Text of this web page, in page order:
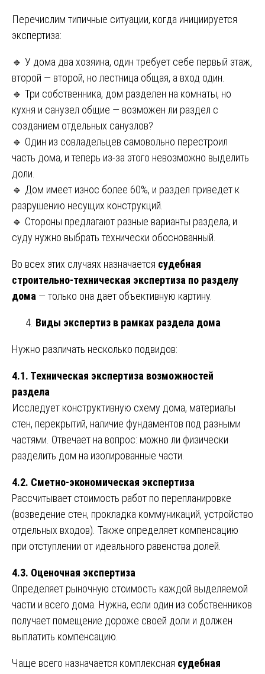
Перечислим типичные ситуации, когда инициируется
экспертиза:
🔹 У дома два хозяина, один требует себе первый этаж,
второй — второй, но лестница общая, а вход один.
🔹 Три собственника, дом разделен на комнаты, но
кухня и санузел общие — возможен ли раздел с
созданием отдельных санузлов?
🔹 Один из совладельцев самовольно перестроил
часть дома, и теперь из-за этого невозможно выделить
доли.
🔹 Дом имеет износ более 60%, и раздел приведет к
разрушению несущих конструкций.
🔹 Стороны предлагают разные варианты раздела, и
суду нужно выбрать технически обоснованный.
Во всех этих случаях назначается судебная
строительно-техническая экспертиза по разделу
дома — только она дает объективную картину.
Виды экспертиз в рамках раздела дома
Нужно различать несколько подвидов:
4.1. Техническая экспертиза возможностей
раздела
Исследует конструктивную схему дома, материалы
стен, перекрытий, наличие фундаментов под разными
частями. Отвечает на вопрос: можно ли физически
разделить дом на изолированные части.
4.2. Сметно-экономическая экспертиза
Рассчитывает стоимость работ по перепланировке
(возведение стен, прокладка коммуникаций, устройство
отдельных входов). Также определяет компенсацию
при отступлении от идеального равенства долей.
4.3. Оценочная экспертиза
Определяет рыночную стоимость каждой выделяемой
части и всего дома. Нужна, если один из собственников
получает помещение дороже своей доли и должен
выплатить компенсацию.
Чаще всего назначается комплексная судебная